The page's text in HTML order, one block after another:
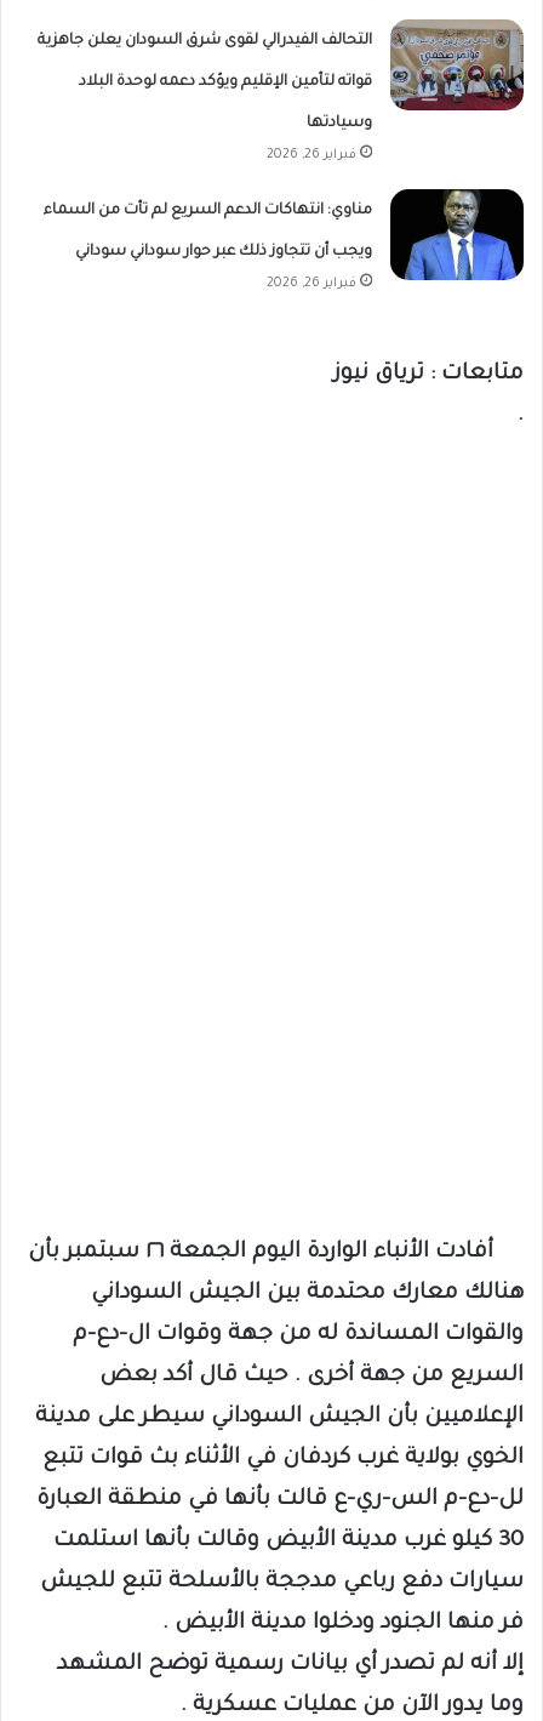
التحالف الفيدرالي لقوى شرق السودان يعلن جاهزية
قواته لتأمين الإقليم ويؤكد دعمه لوحدة البلاد
وسيادتها
فبراير 26, 2026
مناوي: انتهاكات الدعم السريع لم تأت من السماء
ويجب أن تتجاوز ذلك عبر حوار سوداني سوداني
فبراير 26, 2026
متابعات : ترياق نيوز
.
أفادت الأنباء الواردة اليوم الجمعة ٢٦ سبتمبر بأن
هنالك معارك محتدمة بين الجيش السوداني
والقوات المساندة له من جهة وقوات ال-دع-م
السريع من جهة أخرى . حيث قال أكد بعض
الإعلاميين بأن الجيش السوداني سيطر على مدينة
الخوي بولاية غرب كردفان في الأثناء بث قوات تتبع
لل-دع-م الس-ري-ع قالت بأنها في منطقة العبارة
30 كيلو غرب مدينة الأبيض وقالت بأنها استلمت
سيارات دفع رباعي مدججة بالأسلحة تتبع للجيش
فر منها الجنود ودخلوا مدينة الأبيض .
إلا أنه لم تصدر أي بيانات رسمية توضح المشهد
وما يدور الآن من عمليات عسكرية .